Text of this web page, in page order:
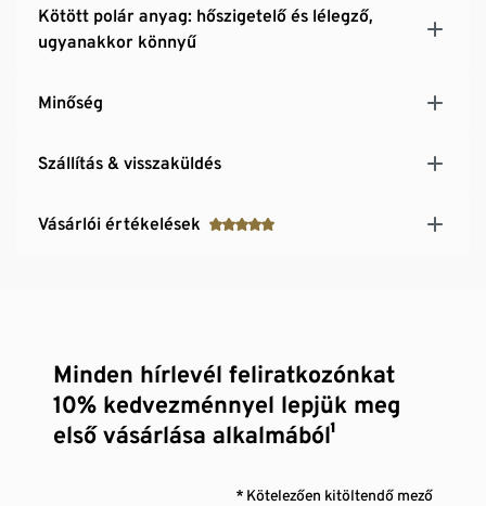
Kötött polár anyag: hőszigetelő és lélegző,
ugyanakkor könnyű
Minőség
Szállítás & visszaküldés
Vásárlói értékelések
Minden hírlevél feliratkozónkat
10% kedvezménnyel lepjük meg
első vásárlása alkalmából¹
* Kötelezően kitöltendő mező